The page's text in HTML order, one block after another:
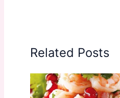
Related Posts